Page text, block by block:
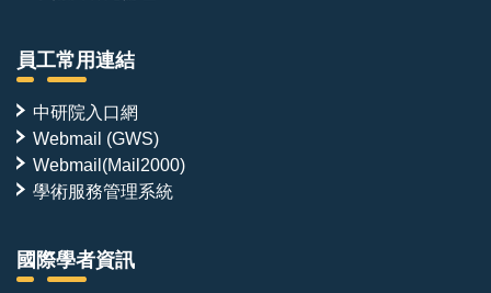
員工常用連結
中研院入口網
Webmail (GWS)
Webmail(Mail2000)
學術服務管理系統
國際學者資訊